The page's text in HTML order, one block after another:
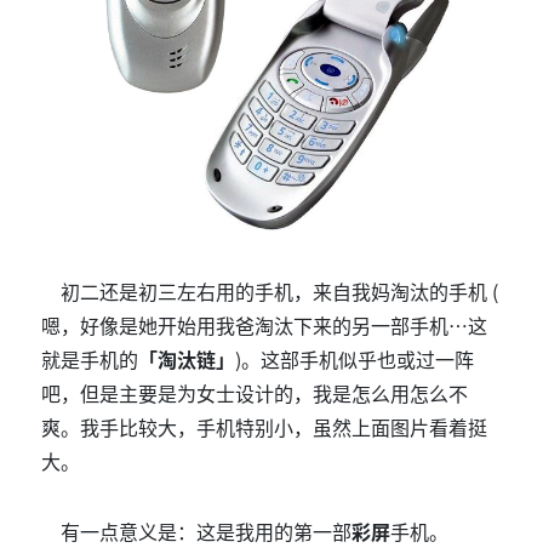
初二还是初三左右用的手机，来自我妈淘汰的手机 (
嗯，好像是她开始用我爸淘汰下来的另一部手机…这
就是手机的 「淘汰链」 )。这部手机似乎也或过一阵
吧，但是主要是为女士设计的，我是怎么用怎么不
爽。我手比较大，手机特别小，虽然上面图片看着挺
大。
有一点意义是：这是我用的第一部彩屏手机。